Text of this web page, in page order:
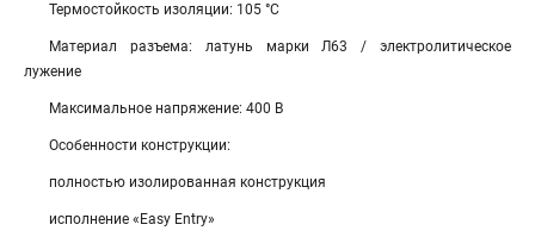
Термостойкость изоляции: 105 °C
Материал разъема: латунь марки Л63 / электролитическое
лужение
Максимальное напряжение: 400 В
Особенности конструкции:
полностью изолированная конструкция
исполнение «Easy Entry»